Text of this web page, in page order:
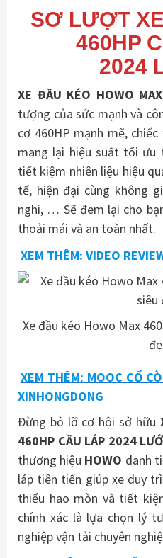
SƠ LƯỢT
460HP
2024
XE ĐẦU KÉO HOWO
tượng của sức mạnh và
cơ 460HP mạnh mẽ,
mang lại hiệu suất tối ưu
tiết kiệm nhiên liệu hiệu
tế, hiện đại cùng không
nghi, … Sẽ đem lại cho
thoải mái và an toàn nhất.
XEM THÊM: VIDEO
Xe đầu kéo Howo Max
XEM THÊM: MOOC CỔ
XINHONGDONG
Đừng bỏ lỡ cơ hội sở hữu
460HP CẦU LÁP 2024
thương hiệu HOWO danh
láp tiên tiến giúp xe duy
thiểu hao mòn và tiết
chính xác là lựa chọn lý
nghiệp vận tải chuyên